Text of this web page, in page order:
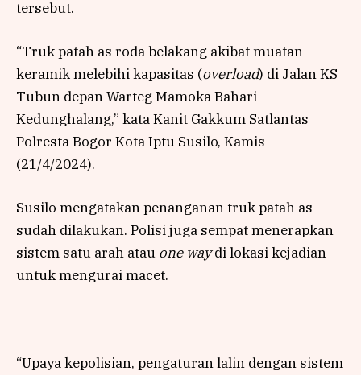
tersebut.
“Truk patah as roda belakang akibat muatan
keramik melebihi kapasitas (overload) di Jalan KS
Tubun depan Warteg Mamoka Bahari
Kedunghalang,” kata Kanit Gakkum Satlantas
Polresta Bogor Kota Iptu Susilo, Kamis
(21/4/2024).
Susilo mengatakan penanganan truk patah as
sudah dilakukan. Polisi juga sempat menerapkan
sistem satu arah atau one waydi lokasi kejadian
untuk mengurai macet.
“Upaya kepolisian, pengaturan lalin dengan sistem